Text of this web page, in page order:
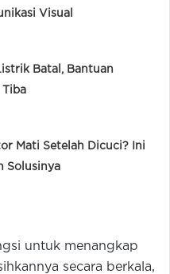
Visual
Batal, Bantuan
Tiba
Mati Setelah Dicuci? Ini
Solusinya
untuk menangkap
secara berkala,